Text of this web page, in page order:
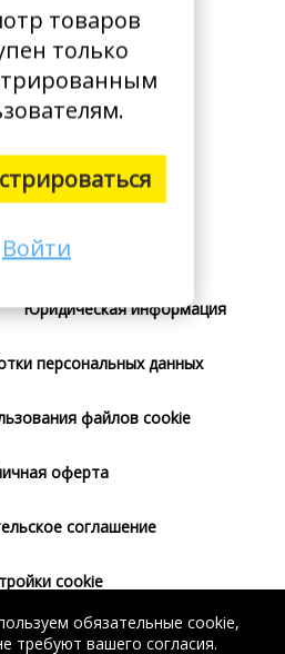
товаров
только
Войти
Тарифы
Юридическая информация
персональных данных
файлов cookie
оферта
соглашение
cookie
сервиса
обязательные cookie,
требуют вашего согласия.